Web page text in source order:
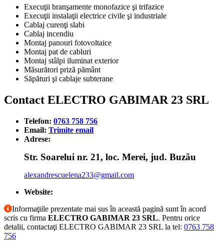
Execuţii branşamente monofazice şi trifazice
Execuţii instalaţii electrice civile şi industriale
Cablaj curenţi slabi
Cablaj incendiu
Montaj panouri fotovoltaice
Montaj pat de cabluri
Montaj stâlpi iluminat exterior
Măsurători priză pământ
Săpături şi cablaje subterane
Contact ELECTRO GABIMAR 23 SRL
Telefon: 0763 758 756
Email: Trimite email
Adrese:
Str. Soarelui nr. 21, loc. Merei, jud. Buzău
alexandrescuelena233@gmail.com
Website:
Informaţiile prezentate mai sus în această pagină sunt în acord
scris cu firma ELECTRO GABIMAR 23 SRL. Pentru orice
detalii, contactaţi ELECTRO GABIMAR 23 SRL la tel: 0763 758
756